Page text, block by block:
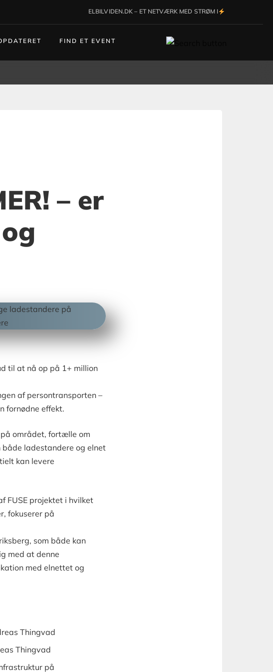
ELBILVIDEN.DK – ET NETVÆRK MED STRØM I
FIND ET EVENT
– er
til at nå op på 1+ million
af persontransporten –
fornødne effekt.
området, fortælle om
både ladestandere og elnet
kan levere
FUSE projektet i hvilket
fokuserer på
som både kan
med at denne
med elnettet og
Thingvad
Thingvad
på